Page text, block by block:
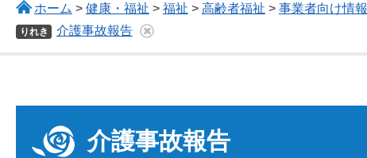
ホーム > 健康・福祉 > 福祉 > 高齢者福祉 > 事業者向け情報
りれき 介護事故報告
介護事故報告